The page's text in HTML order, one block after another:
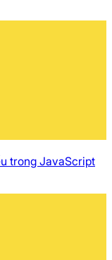
trong JavaScript